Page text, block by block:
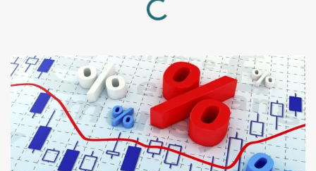
Loading...